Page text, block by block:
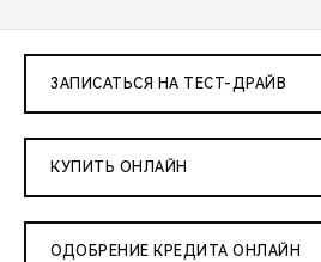
ЗАПИСАТЬСЯ НА ТЕСТ-ДРАЙВ
КУПИТЬ ОНЛАЙН
ОДОБРЕНИЕ КРЕДИТА ОНЛАЙН